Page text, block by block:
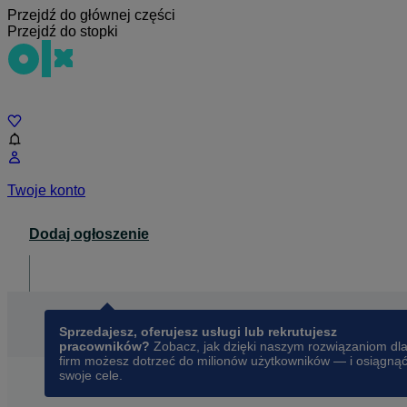
Przejdź do głównej części
Przejdź do stopki
Twoje konto
Dodaj ogłoszenie
Sprzedajesz, oferujesz usługi lub rekrutujesz
pracowników? Zobacz, jak dzięki naszym rozwiązaniom dla
firm możesz dotrzeć do milionów użytkowników — i osiągnąć
swoje cele.